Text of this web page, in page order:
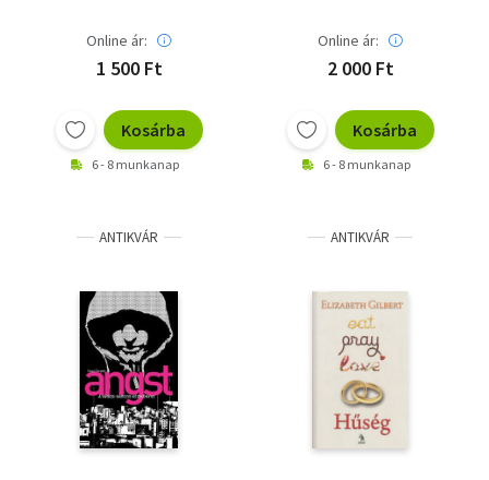
Online ár:
1 500 Ft
Kosárba
6 - 8 munkanap
Online ár:
2 000 Ft
Kosárba
6 - 8 munkanap
ANTIKVÁR ANTIKVÁR